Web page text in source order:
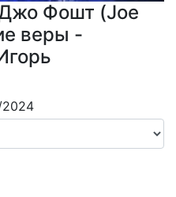
Фошт (Joe
веры -